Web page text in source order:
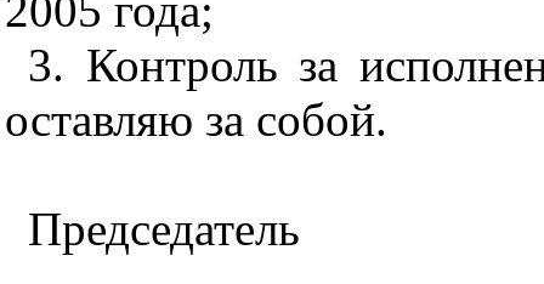
3. Контроль за
оставляю за собой.
Председатель